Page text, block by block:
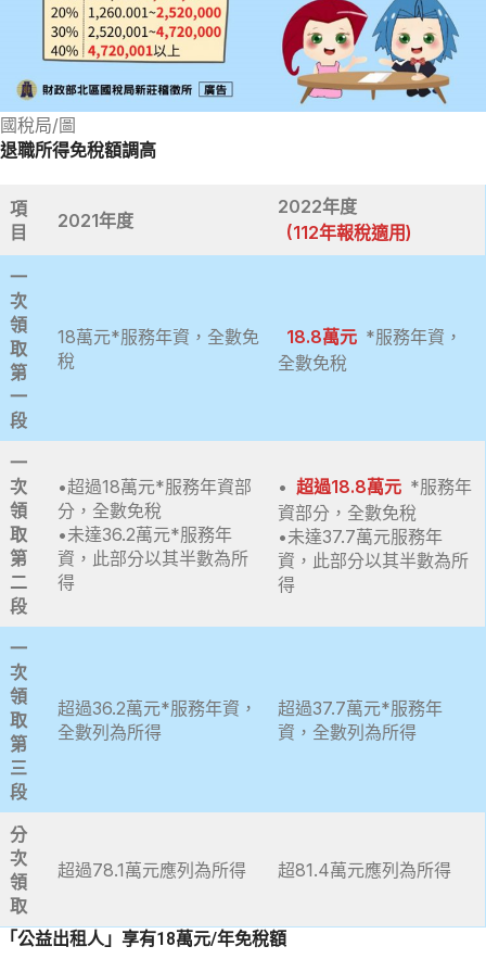
國稅局/圖
退職所得免稅額調高
項
目
2021年度
2022年度
(112年報稅適用)
一
次
領
取
第
一
段
18萬元*服務年資，全數免
稅
18.8萬元 *服務年資，
全數免稅
一
次
領
取
第
二
段
•超過18萬元*服務年資部
分，全數免稅
•未達36.2萬元*服務年
資，此部分以其半數為所
得
• 超過18.8萬元 *服務年
資部分，全數免稅
•未達37.7萬元服務年
資，此部分以其半數為所
得
一
次
領
取
第
三
段
超過36.2萬元*服務年資，
全數列為所得
超過37.7萬元*服務年
資，全數列為所得
分
次
領
取
超過78.1萬元應列為所得 超81.4萬元應列為所得
「公益出租人」享有18萬元/年免稅額